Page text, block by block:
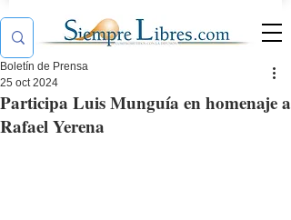
Participa Luis Munguía en homenaje a
Rafael Yerena
Boletín de Prensa
25 oct 2024